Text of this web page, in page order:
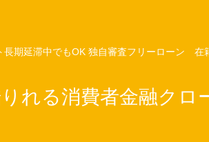
長期延滞中でもOK 独自審査フリーローン 在
れる消費者金融クロ